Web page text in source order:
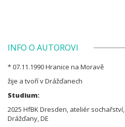
INFO O AUTOROVI
* 07.11.1990 Hranice na Moravě
žije a tvoří v Drážďanech
Studium:
2025 HfBK Dresden, ateliér
Drážďany, DE